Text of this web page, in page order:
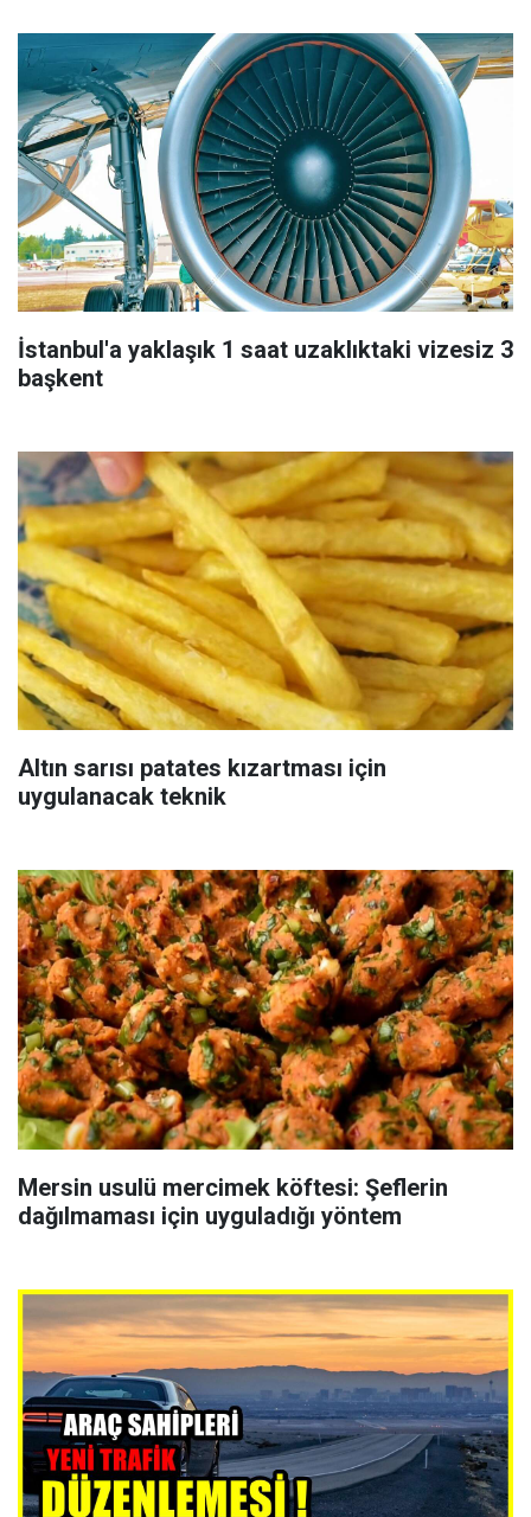
İstanbul'a yaklaşık 1 saat uzaklıktaki vizesiz 3
başkent
Altın sarısı patates kızartması için
uygulanacak teknik
Mersin usulü mercimek köftesi: Şeflerin
dağılmaması için uyguladığı yöntem